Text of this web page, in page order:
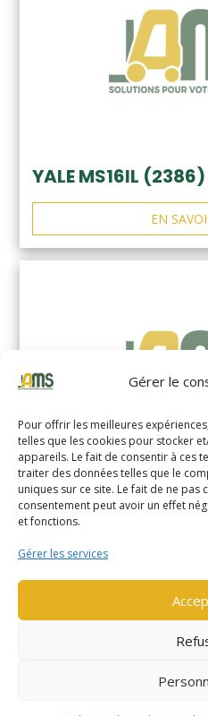
Gérer le
Pour offrir les meilleures
telles que les cookies pour stocker
appareils. Le fait de consentir à ces
traiter des données telles que le
uniques sur ce site. Le fait de ne
consentement peut avoir un effet
et fonctions.
Gérer les services
YALE MS16IL (2386)
EN
YALE MS14XIL